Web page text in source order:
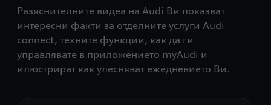
Разяснителните видеа на Audi Ви показват
интересни факти за отделните услуги Audi
connect, техните функции, как да ги
управлявате в приложението myAudi и
илюстрират как улесняват ежедневието Ви.